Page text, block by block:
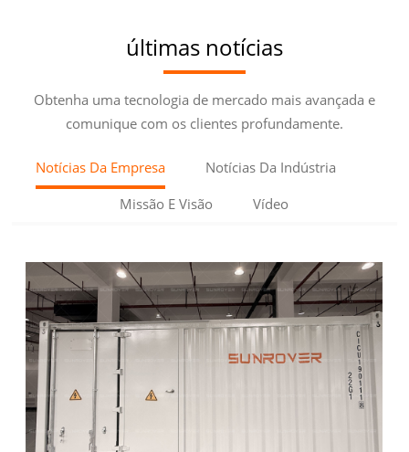
últimas notícias
Obtenha uma tecnologia de mercado mais avançada e
comunique com os clientes profundamente.
Notícias Da Empresa
Notícias Da Indústria
Missão E Visão
Vídeo